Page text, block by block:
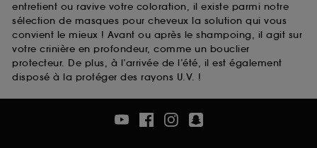
entretient ou ravive votre coloration, il existe parmi notre
sélection de masques pour cheveux la solution qui vous
convient le mieux ! Avant ou après le shampoing, il agit sur
votre crinière en profondeur, comme un bouclier
protecteur. De plus, à l’arrivée de l’été, il est également
disposé à la protéger des rayons U.V. !